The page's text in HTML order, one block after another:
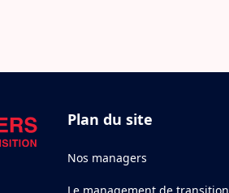
Plan du site
Nos managers
Le management de transition